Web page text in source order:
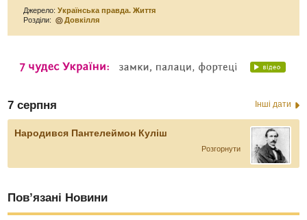
Джерело:Українська правда. Життя
Розділи:
Довкілля
7 серпня Інші дати
Народився Пантелеймон Куліш
Розгорнути
Пов’язані Новини